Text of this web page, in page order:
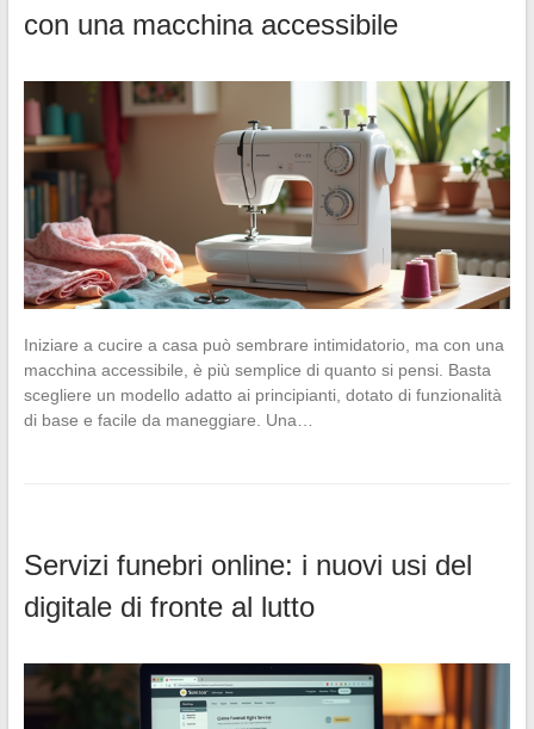
con una macchina accessibile
Iniziare a cucire a casa può sembrare intimidatorio, ma con una
macchina accessibile, è più semplice di quanto si pensi. Basta
scegliere un modello adatto ai principianti, dotato di funzionalità
di base e facile da maneggiare. Una…
Servizi funebri online: i nuovi usi del
digitale di fronte al lutto